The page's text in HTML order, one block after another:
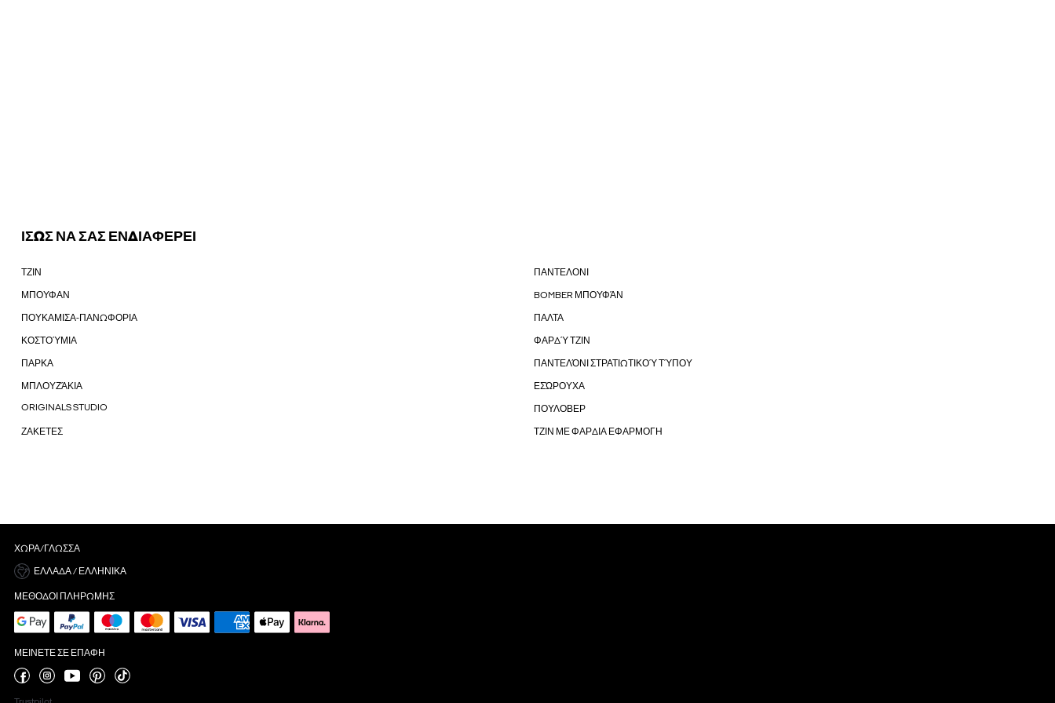
ΙΣΩΣ ΝΑ ΣΑΣ ΕΝΔΙΑΦΕΡΕΙ
ΤΖΙΝ ΠΑΝΤΕΛΟΝΙ
ΜΠΟΥΦΑΝ BOMBER ΜΠΟΥΦΆΝ
ΠΟΥΚΑΜΙΣΑ-ΠΑΝΩΦΟΡΙΑ ΠΑΛΤΑ
ΚΟΣΤΟΎΜΙΑ ΦΑΡΔΎ ΤΖΙΝ
ΠΑΡΚΑ ΠΑΝΤΕΛΌΝΙ ΣΤΡΑΤΙΩΤΙΚΟΎ ΤΎΠΟΥ
ΜΠΛΟΥΖΆΚΙΑ ΕΣΏΡΟΥΧΑ
ORIGINALS STUDIO ΠΟΥΛΟΒΕΡ
ΖΑΚΕΤΕΣ ΤΖΙΝ ΜΕ ΦΑΡΔΙΑ ΕΦΑΡΜΟΓΗ
ΧΏΡΑ/ΓΛΏΣΣΑ
ΕΛΛΆΔΑ / ΕΛΛΗΝΙΚΆ
ΜΈΘΟΔΟΙ ΠΛΗΡΩΜΉΣ
ΜΕΊΝΕΤΕ ΣΕ ΕΠΑΦΉ